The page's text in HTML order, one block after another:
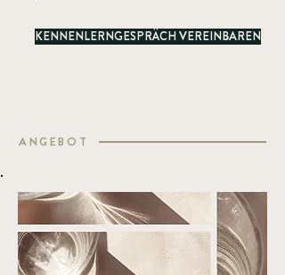
KENNENLERNGESPRÄCH VEREINBAREN
ANGEBOT